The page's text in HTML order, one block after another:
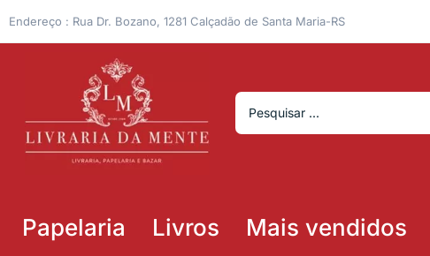
Endereço : Rua Dr. Bozano, 1281 Calçadão de Santa Maria-RS
Papelaria Livros Mais vendidos